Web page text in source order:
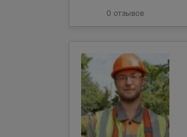
0 отзывов